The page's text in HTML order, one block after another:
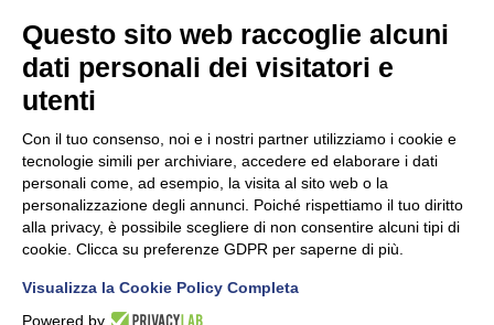
Unidata s.r.lcon unico socio
Largo dell’Artigianato, 1 - 23100 Sondrio
C.F. 00481790145 - N.REA SO-36426
PEC: unidata.sondrio@legalmail.it
Cap. soc. euro 100.000,00 i.v.
Questo sito web raccoglie alcuni
dati personali dei visitatori e
utenti
Con il tuo consenso, noi e i nostri partner utilizziamo i cookie e
tecnologie simili per archiviare, accedere ed elaborare i dati
personali come, ad esempio, la visita al sito web o la
personalizzazione degli annunci. Poiché rispettiamo il tuo diritto
alla privacy, è possibile scegliere di non consentire alcuni tipi di
cookie. Clicca su preferenze GDPR per saperne di più.
Visualizza la Cookie Policy Completa
Powered by